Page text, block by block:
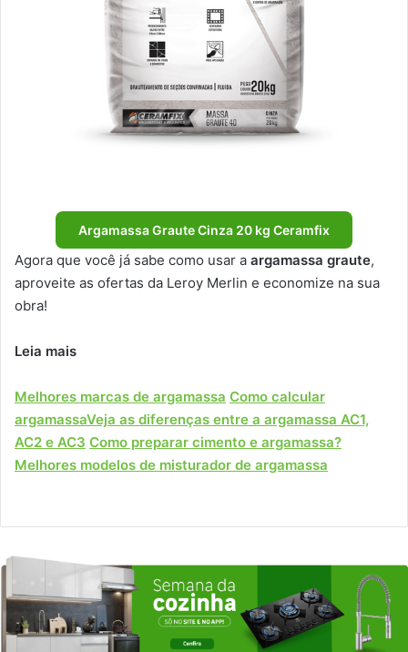
Argamassa Graute Cinza 20 kg Ceramfix
Agora que você já sabe como usar a argamassa graute,
aproveite as ofertas da Leroy Merlin e economize na sua
obra!
Leia mais
Melhores marcas de argamassa Como calcular
argamassaVeja as diferenças entre a argamassa AC1,
AC2 e AC3 Como preparar cimento e argamassa?
Melhores modelos de misturador de argamassa